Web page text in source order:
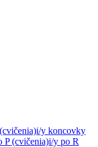
i/y koncovky
P (cvičenia)i/y po R